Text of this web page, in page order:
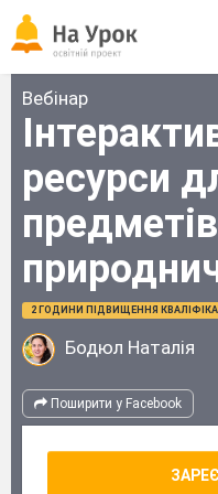
Вебінар
ресурси
предметів
2 ГОДИНИ ПІДВИЩЕННЯ
Бодюл Наталія
Поширити у Facebook